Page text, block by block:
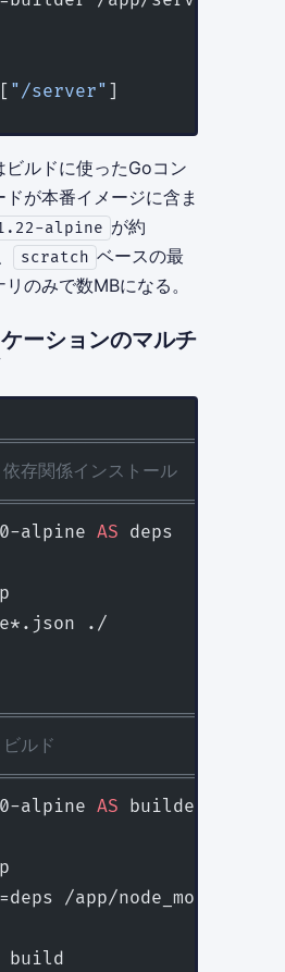
[ "/server" ]
ビルドに使ったGoコン
が本番イメージに含ま
alpine が約
scratch ベースの最
のみで数MBになる。
ーションのマルチ
存関係インストール
alpine AS deps
./
ルド
alpine AS builder
/app/node_modules ./
build